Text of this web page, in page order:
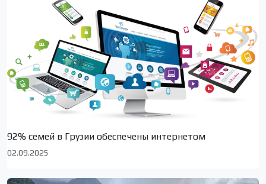
92% семей в Грузии обеспечены интернетом
02.09.2025